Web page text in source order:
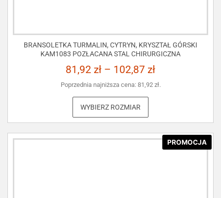
BRANSOLETKA TURMALIN, CYTRYN, KRYSZTAŁ GÓRSKI
KAM1083 POZŁACANA STAL CHIRURGICZNA
81,92 zł – 102,87 zł
Poprzednia najniższa cena: 81,92 zł.
WYBIERZ ROZMIAR
PROMOCJA